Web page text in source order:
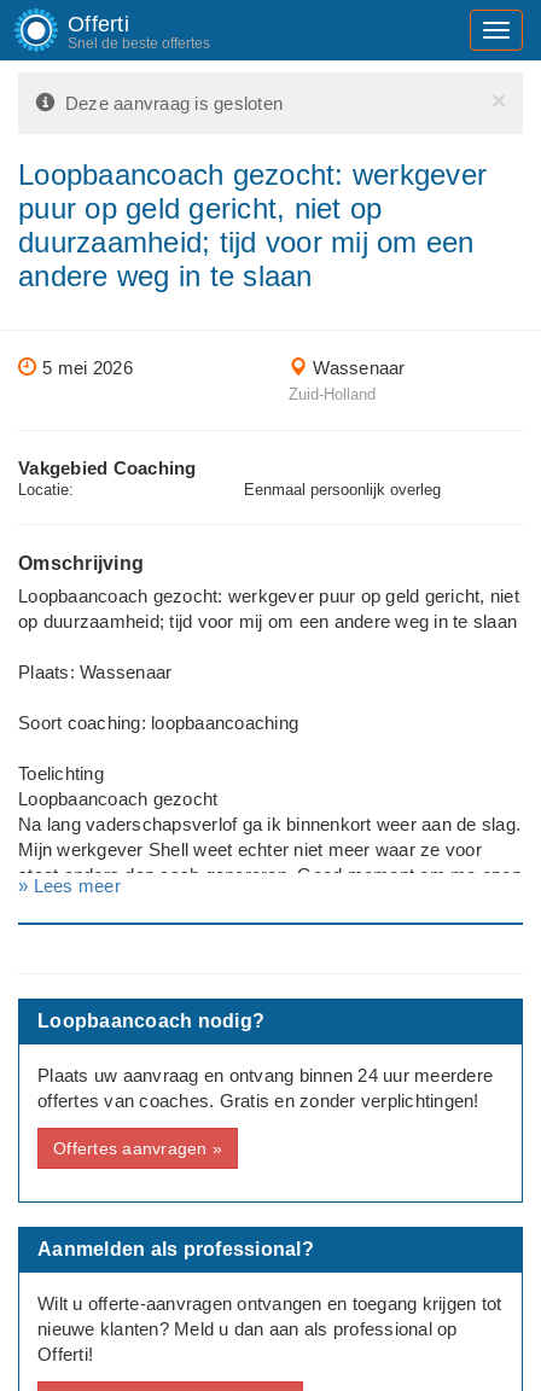
Offerti
Snel de beste offertes
×
Deze aanvraag is gesloten
Loopbaancoach gezocht: werkgever
puur op geld gericht, niet op
duurzaamheid; tijd voor mij om een
andere weg in te slaan
5 mei 2026 Wassenaar
Zuid-Holland
Vakgebied Coaching
Locatie: Eenmaal persoonlijk overleg
Omschrijving
Loopbaancoach gezocht: werkgever puur op geld gericht, niet
op duurzaamheid; tijd voor mij om een andere weg in te slaan
Plaats: Wassenaar
Soort coaching: loopbaancoaching
Toelichting
Loopbaancoach gezocht
Na lang vaderschapsverlof ga ik binnenkort weer aan de slag.
Mijn werkgever Shell weet echter niet meer waar ze voor
staat anders dan cash genereren. Goed moment om me open
---
Opleidingsniveau: WO
Huidige functie: senior projectmanager
Deadline: Graag zo spoedig mogelijk
» Lees meer
Loopbaancoach nodig?
Plaats uw aanvraag en ontvang binnen 24 uur meerdere
offertes van coaches. Gratis en zonder verplichtingen!
Offertes aanvragen »
Aanmelden als professional?
Wilt u offerte-aanvragen ontvangen en toegang krijgen tot
nieuwe klanten? Meld u dan aan als professional op
Offerti!